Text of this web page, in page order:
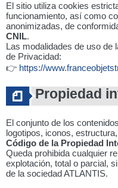
El sitio utiliza cookies
funcionamiento, así como
anonimizadas, de
CNIL.
Las modalidades de uso de
de Privacidad:
👉 https://
Propiedad
El conjunto de los
logotipos, iconos,
Código de la Propiedad
Queda prohibida cualquier
explotación, total o parcial,
de la sociedad ATLANTIS.